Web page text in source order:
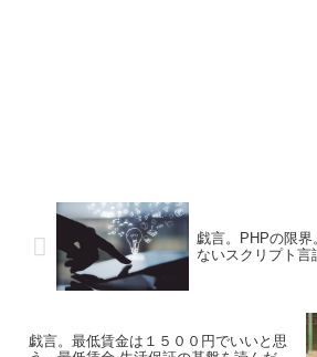
戯言。PHPの限
ないスクリプト言
戯言。最低賃金は１５００円でいいと思